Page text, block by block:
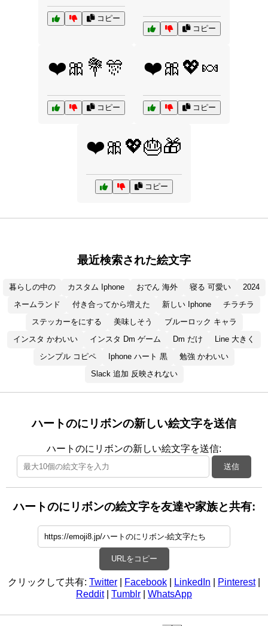
コピー
コピー
❤️🎀💐🎊
コピー
❤️🎀💖🍬
コピー
❤️🎀💖🎂🎁
コピー
最近検索された絵文字
暮らしの中の カスタム Iphone おでん 海外 寝る 可愛い
2024
ネームランド
付き合ってから増えた 新しい Iphone
チラチラ
ステッカーをにする
美味しそう
ブルーロック キャラ
インスタ かわいい
インスタ Dm ゲーム Dm だけ
Line 大きく
シンプル コピペ
Iphone ハート 黒
勉強 かわいい
Slack 追加 反映されない
ハートのにリボンの新しい絵文字を送信
ハートのにリボンの新しい絵文字を送信:
送信
ハートのにリボンの絵文字を友達や家族と共有:
URLをコピー
クリックして共有: Twitter Facebook LinkedIn Pinterest|
Reddit| Tumblr WhatsApp